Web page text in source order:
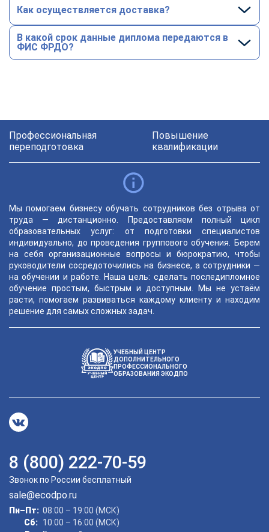
Как осуществляется доставка?
В какой срок данные диплома передаются в
ФИС ФРДО?
Профессиональная
переподготовка
Повышение
квалификации
Мы помогаем бизнесу обучать сотрудников без отрыва от
труда — дистанционно. Предоставляем полный цикл
образовательных услуг: от подготовки специалистов
индивидуально, до проведения группового обучения. Берем
на себя организационные вопросы и бюрократию, чтобы
руководители сосредоточились на бизнесе, а сотрудники —
на обучении и работе. Наша цель: сделать последипломное
обучение простым, быстрым и доступным. Мы не устаём
расти, помогаем развиваться каждому клиенту и находим
решение для самых сложных задач.
УЧЕБНЫЙ ЦЕНТР
ДОПОЛНИТЕЛЬНОГО
ПРОФЕССИОНАЛЬНОГО
ОБРАЗОВАНИЯ ЭКОДПО
8 (800) 222-70-59
Звонок по России бесплатный
sale@ecodpo.ru
Пн–Пт: 08:00 – 19:00 (МСК)
Сб: 10:00 – 16:00 (МСК)
ChatApp
online
Мессенджеры